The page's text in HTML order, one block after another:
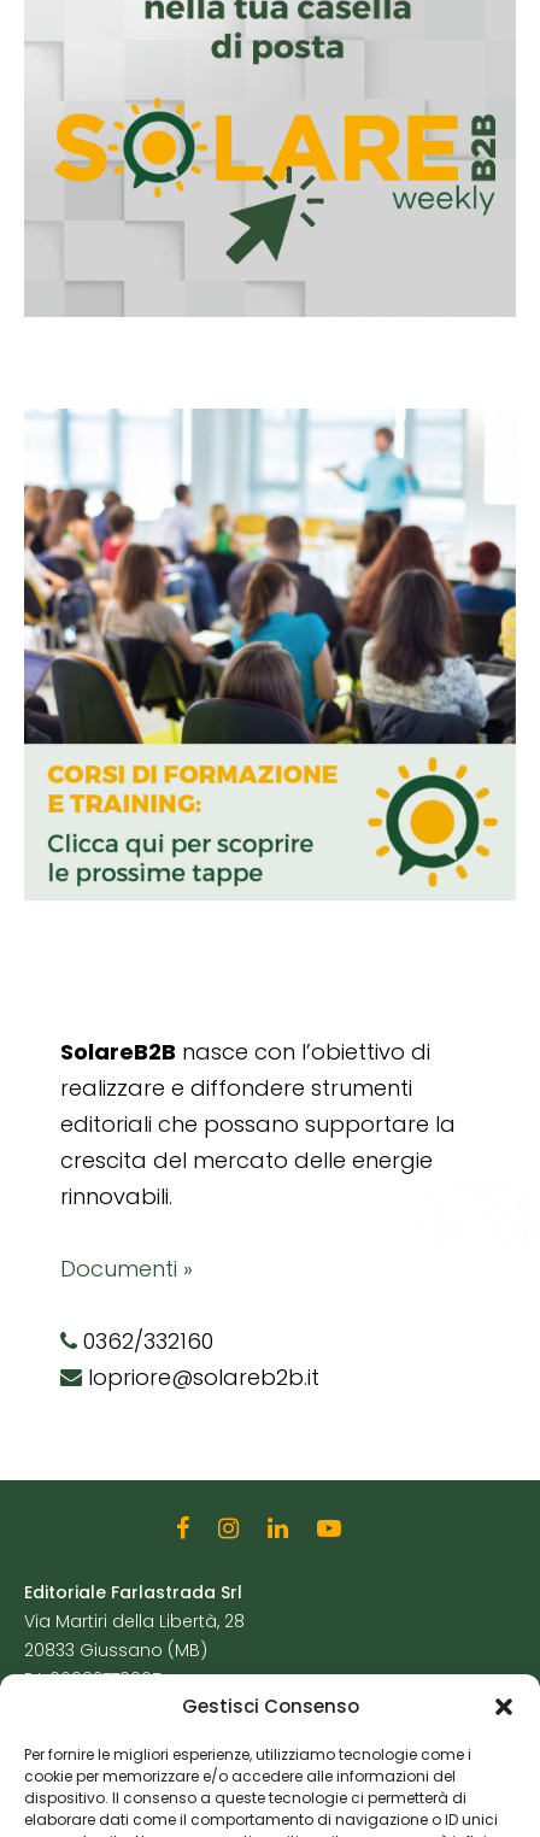
Gestisci Consenso
Per fornire le migliori esperienze, utilizziamo tecnologie come i
cookie per memorizzare e/o accedere alle informazioni del
dispositivo. Il consenso a queste tecnologie ci permetterà di
elaborare dati come il comportamento di navigazione o ID unici
SolareB2B nasce con l’obiettivo di
realizzare e diffondere strumenti
editoriali che possano supportare la
crescita del mercato delle energie
rinnovabili.
Documenti »
0362/332160
lopriore@solareb2b.it
Editoriale Farlastrada Srl
Via Martiri della Libertà, 28
20833 Giussano (MB)
P.I. 06982770965
Cookie Policy
Risorse Aggiuntive